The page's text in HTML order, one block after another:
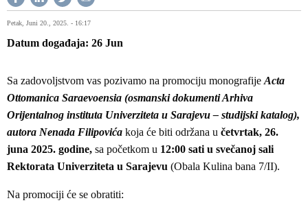
Petak, Juni 20., 2025. - 16:17
Datum događaja 26 Jun
Sa zadovoljstvom vas pozivamo na promociju monografije Acta
Ottomanica Saraevoensia (osmanski dokumenti Arhiva
Orijentalnog instituta Univerziteta u Sarajevu – studijski katalog),
autora Nenada Filipovića koja će biti održana u četvrtak, 26.
juna 2025. godine, sa početkom u 12:00 sati u svečanoj sali
Rektorata Univerziteta u Sarajevu (Obala Kulina bana 7/II).
Na promociji će se obratiti: